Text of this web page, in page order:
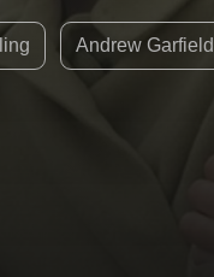
Andrew Garfield